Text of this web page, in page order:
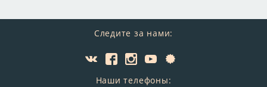
Следите за нами:
Наши телефоны: